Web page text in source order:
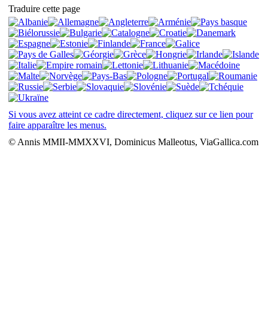
Traduire cette page
Si vous avez atteint ce cadre directement, cliquez sur ce lien pour
faire apparaître les menus.
© Annis MMII-MMXXVI, Dominicus Malleotus, ViaGallica.com